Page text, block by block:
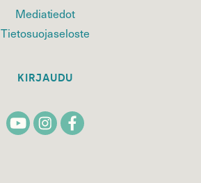
Mediatiedot
Tietosuojaseloste
KIRJAUDU